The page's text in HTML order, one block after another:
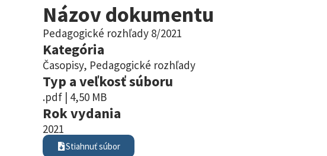
Názov dokumentu
Pedagogické rozhľady 8/2021
Kategória
Časopisy, Pedagogické rozhľady
Typ a veľkosť súboru
.pdf | 4,50 MB
Rok vydania
2021
Stiahnuť súbor